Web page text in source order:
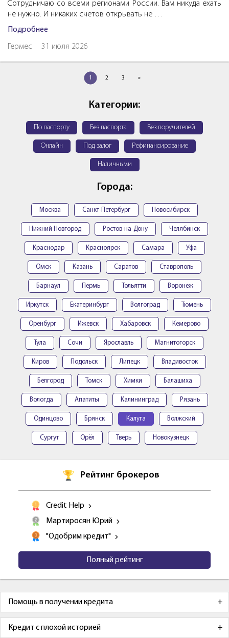
Сотрудничаю со всеми регионами России. Вам никуда ехать
не нужно. И никаких счетов открывать не …
Подробнее
Гермес 31 июля 2026
1 2 3 »
Категории:
По паспорту Без паспорта Без поручителей
Онлайн Под залог Рефинансирование
Наличными
Города:
Москва Санкт-Петербург Новосибирск
Нижний Новгород Ростов-на-Дону Челябинск
Краснодар Красноярск Самара Уфа
Омск Казань Саратов Ставрополь
Барнаул Пермь Тольятти Воронеж
Иркутск Екатеринбург Волгоград Тюмень
Оренбург Ижевск Хабаровск Кемерово
Тула Сочи Ярославль Магнитогорск
Киров Подольск Липецк Владивосток
Белгород Томск Химки Балашиха
Вологда Апатиты Калининград Рязань
Одинцово Брянск Калуга Волжский
Сургут Орёл Тверь Новокузнецк
Рейтинг брокеров
Credit Help
Мартиросян Юрий
"Одобрим кредит"
Полный рейтинг
Помощь в получении кредита
Кредит с плохой историей